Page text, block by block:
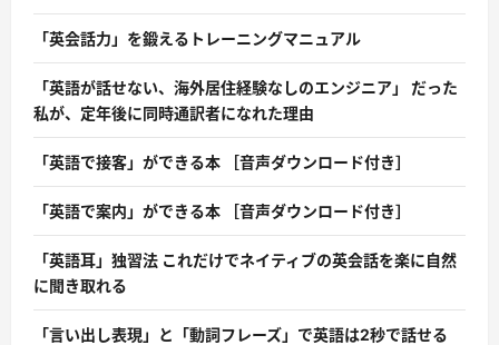
「英会話力」を鍛えるトレーニングマニュアル
「英語が話せない、海外居住経験なしのエンジニア」 だった
私が、定年後に同時通訳者になれた理由
「英語で接客」ができる本 ［音声ダウンロード付き］
「英語で案内」ができる本 ［音声ダウンロード付き］
「英語耳」独習法 これだけでネイティブの英会話を楽に自然
に聞き取れる
「言い出し表現」と「動詞フレーズ」で英語は2秒で話せる